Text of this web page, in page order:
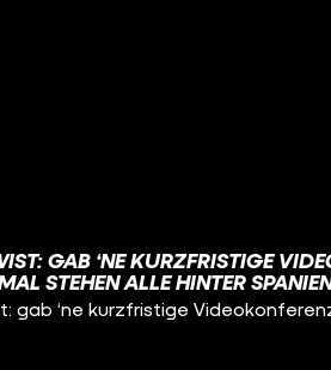
GAB ‘NE KURZFRISTIGE
STEHEN ALLE HINTER
gab ‘ne kurzfristige